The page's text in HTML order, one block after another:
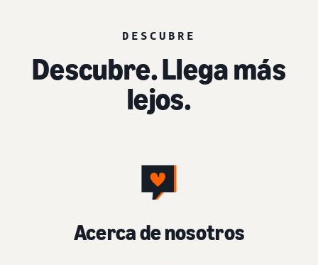
DESCUBRE
Descubre. Llega más
lejos.
Acerca de nosotros